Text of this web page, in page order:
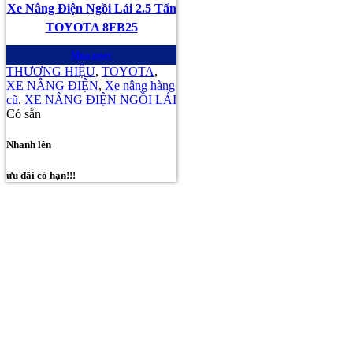
Xe Nâng Điện Ngồi Lái 2.5 Tấn
TOYOTA 8FB25
Mua ngay
THƯƠNG HIỆU, TOYOTA,
XE NÂNG ĐIỆN, Xe nâng hàng
cũ, XE NÂNG ĐIỆN NGỒI LÁI
Có sẵn
Nhanh lên
ưu đãi có hạn!!!